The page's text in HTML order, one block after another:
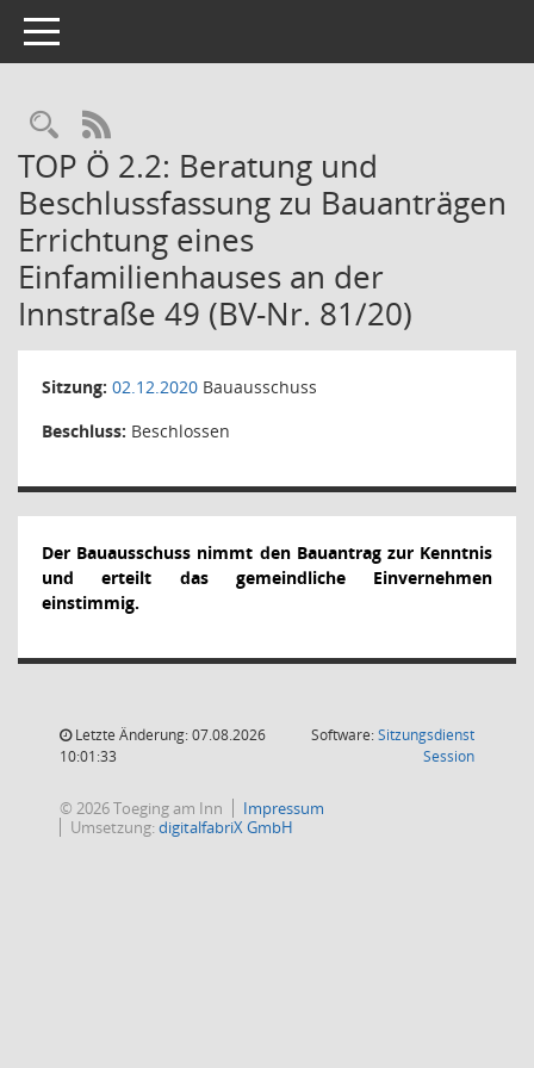
Toggle navigation
Rechercheauswahl
RSS-Feed
TOP Ö 2.2: Beratung und
Beschlussfassung zu Bauanträgen
Errichtung eines
Einfamilienhauses an der
Innstraße 49 (BV-Nr. 81/20)
Sitzung: 02.12.2020 Bauausschuss
Beschluss: Beschlossen
Der Bauausschuss nimmt den Bauantrag zur Kenntnis
und erteilt das gemeindliche Einvernehmen
einstimmig.
Letzte Änderung: 07.08.2026
10:01:33
Software:Sitzungsdienst
Session(Wird in
© 2026 Toeging am Inn
Impressum
Umsetzung:digitalfabriX GmbH